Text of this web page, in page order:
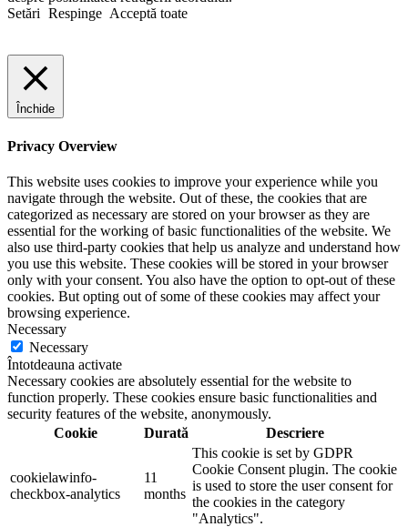
Setări Respinge Acceptă toate
Închide
Privacy Overview
This website uses cookies to improve your experience while you
navigate through the website. Out of these, the cookies that are
categorized as necessary are stored on your browser as they are
essential for the working of basic functionalities of the website. We
also use third-party cookies that help us analyze and understand how
you use this website. These cookies will be stored in your browser
only with your consent. You also have the option to opt-out of these
cookies. But opting out of some of these cookies may affect your
browsing experience.
Necessary
Necessary
Întotdeauna activate
Necessary cookies are absolutely essential for the website to
function properly. These cookies ensure basic functionalities and
security features of the website, anonymously.
Cookie
Durată Descriere
cookielawinfo-
checkbox-analytics
11
months
This cookie is set by GDPR
Cookie Consent plugin. The cookie
is used to store the user consent for
the cookies in the category
"Analytics".